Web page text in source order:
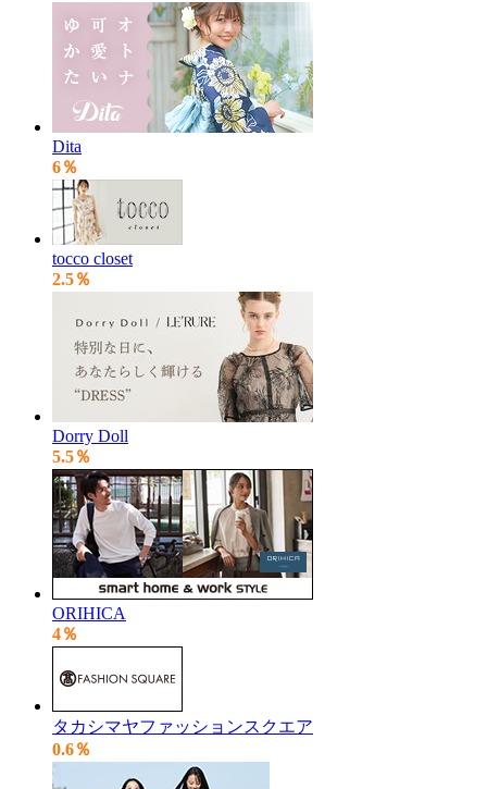
Dita
6％
tocco closet
2.5％
Dorry Doll
5.5％
ORIHICA
4％
タカシマヤファッションスクエア
0.6％